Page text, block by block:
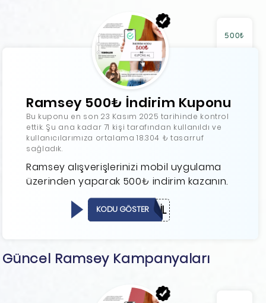
500₺
Ramsey 500₺ İndirim Kuponu
Bu kuponu en son 23 Kasım 2025 tarihinde kontrol
ettik. Şu ana kadar 71 kişi tarafından kullanıldı ve
kullanıcılarımıza ortalama 18.304 ₺ tasarruf
sağladık.
Ramsey alışverişlerinizi mobil uygulama
üzerinden yaparak 500₺ indirim kazanın.
MOBİL
KODU GÖSTER
Güncel Ramsey Kampanyaları